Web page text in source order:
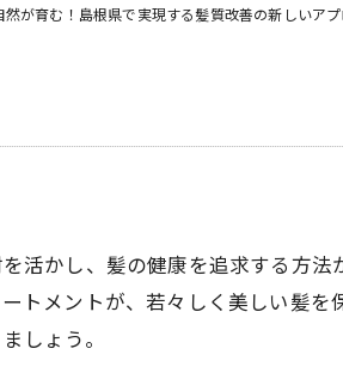
然が育む！島根県で実現する髪質改善の新しいア
活かし、髪の健康を追求する方法
トメントが、若々しく美しい髪を
しょう。